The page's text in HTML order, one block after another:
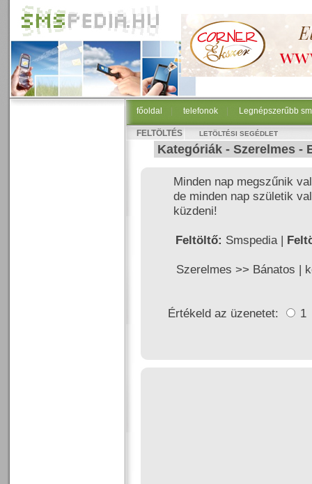
főoldal telefonok Legnépszerűbb
FELTÖLTÉS LETÖLTÉSI SEGÉDLET
Kategóriák - Szerelmes -
Minden nap megszűnik
de minden nap születik
küzdeni!
Feltöltő: Smspedia |
Szerelmes >> Bánatos |
Értékeld az üzenetet: 1